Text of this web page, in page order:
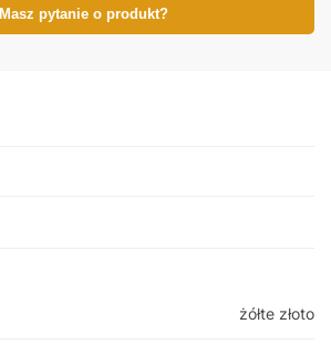
Masz pytanie o produkt?
żółte złoto